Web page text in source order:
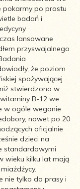
pokarmy po prostu
badań i
lansowane
przyswajalnego
że poziom
spożywającej
stwierdzono w
B-12 we
w ogóle weganie
nawet po 20
oficjalnie
dzieci na
standardowymi
wieku kilku lat mają
nie tylko do prasy i